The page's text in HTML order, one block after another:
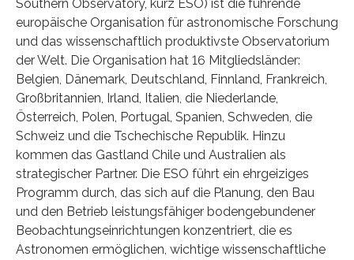
Southern Observatory, kurz ESO) ist die führende
europäische Organisation für astronomische Forschung
und das wissenschaftlich produktivste Observatorium
der Welt. Die Organisation hat 16 Mitgliedsländer:
Belgien, Dänemark, Deutschland, Finnland, Frankreich,
Großbritannien, Irland, Italien, die Niederlande,
Österreich, Polen, Portugal, Spanien, Schweden, die
Schweiz und die Tschechische Republik. Hinzu
kommen das Gastland Chile und Australien als
strategischer Partner. Die ESO führt ein ehrgeiziges
Programm durch, das sich auf die Planung, den Bau
und den Betrieb leistungsfähiger bodengebundener
Beobachtungseinrichtungen konzentriert, die es
Astronomen ermöglichen, wichtige wissenschaftliche